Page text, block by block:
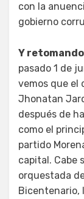
con la
gobierno
Y
pasado 1 de
vemos que el
Jhonatan
después de
como el
partido
capital. Cabe
orquestada
Bicentenario,